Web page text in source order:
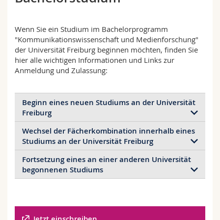
Interfacultaire
Doctorants
Programme des cours
MyUnifr
Wenn Sie ein Studium im Bachelorprogramm
"Kommunikationswissenschaft und Medienforschung"
der Universität Freiburg beginnen möchten, finden Sie
hier alle wichtigen Informationen und Links zur
Anmeldung und Zulassung:
Beginn eines neuen Studiums an der Universität
Freiburg
Wer sein Studium an der Universität Freiburg
beginnen möchte bzw. von einer anderen
Universität nach Freiburg wechselt, muss sich über
die Website der
Dienststelle für Zulassung und
Einschreibunganmelden. Die genauen
insbesondere für Inhaber/innen eines
ausländischen Diploms, und zu den aktuellen
Wechsel der Fächerkombination innerhalb eines
Studiums an der Universität Freiburg
Studierende der Universität Freiburg, die während
des Studiums ihre Fächerkombination wechseln
Fortsetzung eines an einer anderen Universität
begonnenen Studiums